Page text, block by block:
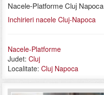
Nacele-Platforme Cluj Napoca
Inchirieri nacele Cluj-Napoca
Nacele-Platforme
Judet: Cluj
Localitate: Cluj Napoca